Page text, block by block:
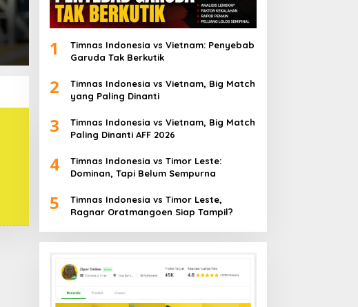
1
Timnas Indonesia vs Vietnam: Penyebab
Garuda Tak Berkutik
2
Timnas Indonesia vs Vietnam, Big Match
yang Paling Dinanti
3
Timnas Indonesia vs Vietnam, Big Match
Paling Dinanti AFF 2026
4
Timnas Indonesia vs Timor Leste:
Dominan, Tapi Belum Sempurna
5
Timnas Indonesia vs Timor Leste,
Ragnar Oratmangoen Siap Tampil?